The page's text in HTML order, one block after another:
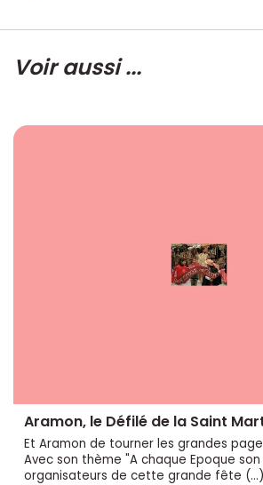
Voir aussi ...
Aramon, le Défilé de la Saint
Et Aramon de tourner les grandes
Avec son thème "A chaque Epoque
organisateurs de cette grande fête (…)